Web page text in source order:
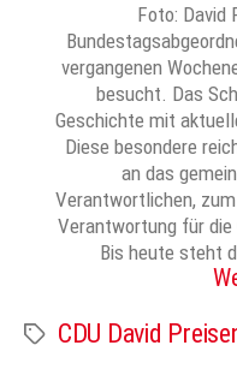
Foto: David
vergangenen
besucht. Das
Geschichte mit
Diese besondere
an das
Verantwortlichen,
Verantwortung für die
Bis heute steht
Schlagwörter
CDU David